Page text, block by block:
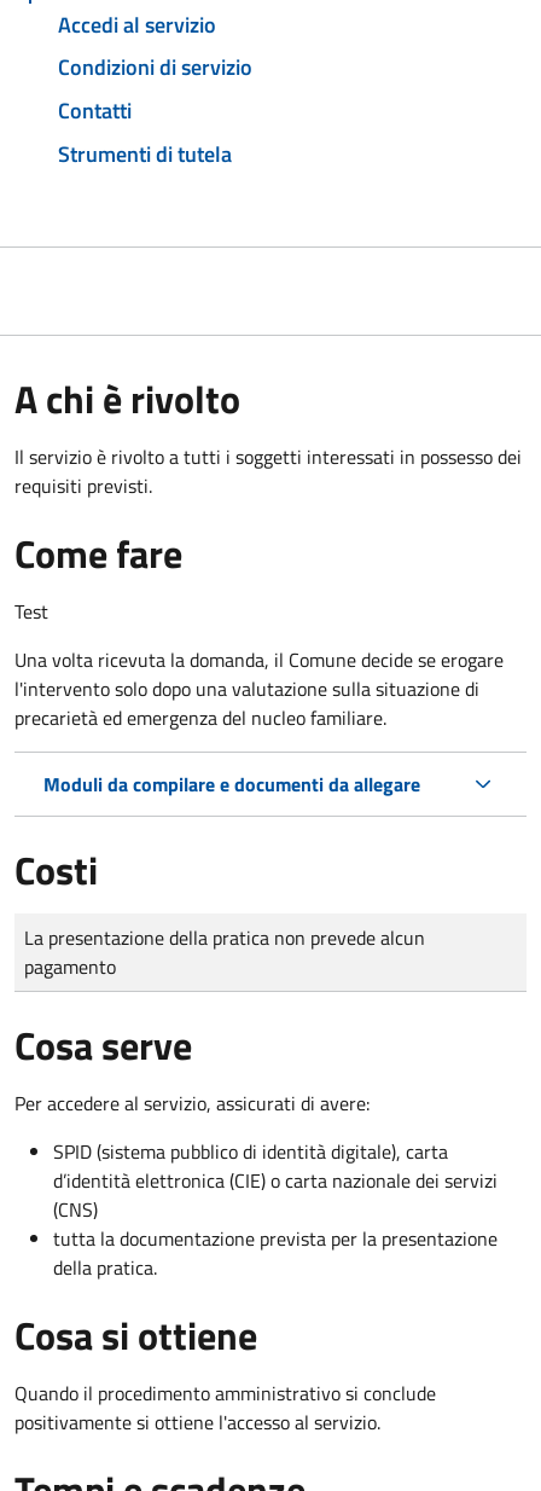
Accedi al servizio
Condizioni di servizio
Contatti
Strumenti di tutela
A chi è rivolto
Il servizio è rivolto a tutti i soggetti interessati in possesso dei
requisiti previsti.
Come fare
Test
Una volta ricevuta la domanda, il Comune decide se erogare
l'intervento solo dopo una valutazione sulla situazione di
precarietà ed emergenza del nucleo familiare.
Moduli da compilare e documenti da allegare
Costi
Tipo di pagamento
Importo
La presentazione della pratica non prevede alcun
pagamento
Cosa serve
Per accedere al servizio, assicurati di avere:
SPID (sistema pubblico di identità digitale), carta
d’identità elettronica (CIE) o carta nazionale dei servizi
(CNS)
tutta la documentazione prevista per la presentazione
della pratica.
Cosa si ottiene
Quando il procedimento amministrativo si conclude
positivamente si ottiene l'accesso al servizio.